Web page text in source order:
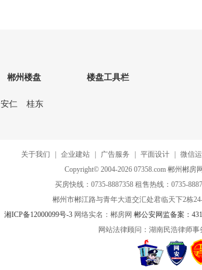
郴州楼盘 楼盘工具栏
安仁 桂东
关于我们 企业建站 广告服务 平面设计 微信
Copyright© 2004-2026 07358.com 郴州郴
买房快线：0735-8887358 租售热线：0735-
郴州市郴江路与青年大道交汇处君临天下2栋
湘ICP备12000099号-3 网络实名：郴房网 郴公安网监备案：
网站法律顾问：湖南民浩律师事